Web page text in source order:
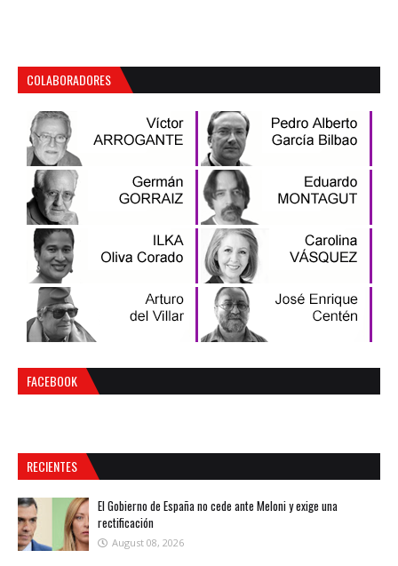
COLABORADORES
FACEBOOK
RECIENTES
El Gobierno de España no cede ante Meloni y exige una
rectificación
August 08, 2026